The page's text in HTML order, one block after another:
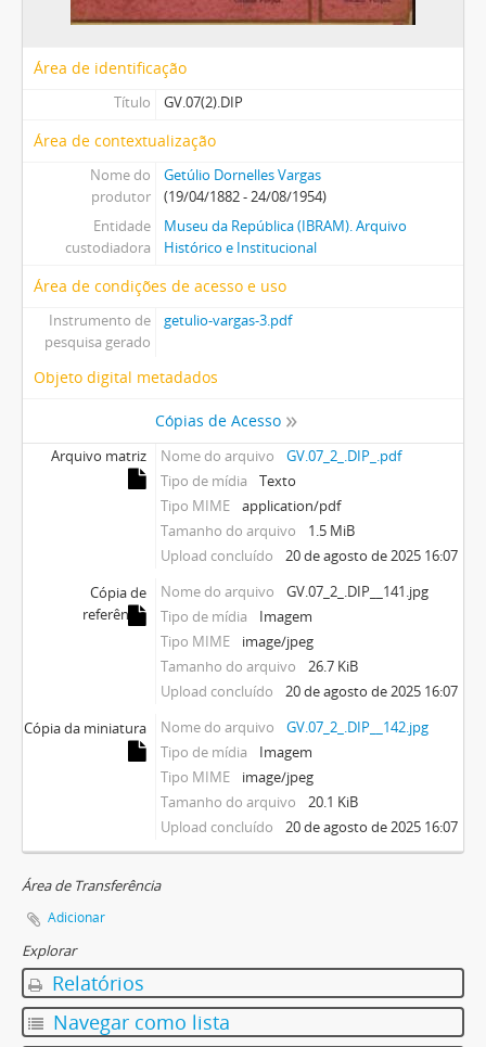
Área de identificação
Título GV.07(2).DIP
Área de contextualização
Nome do
produtor
Getúlio Dornelles Vargas
(19/04/1882 - 24/08/1954)
Entidade
custodiadora
Museu da República (IBRAM). Arquivo
Histórico e Institucional
Área de condições de acesso e uso
Instrumento de
pesquisa gerado
getulio-vargas-3.pdf
Objeto digital metadados
Cópias de Acesso
Arquivo matriz Nome do arquivo
GV.07_2_.DIP_.pdf
Tipo de mídia
Texto
Tipo MIME
application/pdf
Tamanho do arquivo
1.5 MiB
Upload concluído
20 de agosto de 2025 16:07
Cópia de
referência
Nome do arquivo
GV.07_2_.DIP__141.jpg
Tipo de mídia
Imagem
Tipo MIME
image/jpeg
Tamanho do arquivo
26.7 KiB
Upload concluído
20 de agosto de 2025 16:07
Cópia da miniatura
Nome do arquivo
GV.07_2_.DIP__142.jpg
Tipo de mídia
Imagem
Tipo MIME
image/jpeg
Tamanho do arquivo
20.1 KiB
Upload concluído
20 de agosto de 2025 16:07
Área de Transferência
Adicionar
Explorar
Relatórios
Navegar como lista